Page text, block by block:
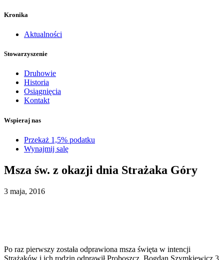
Kronika
Aktualności
Stowarzyszenie
Druhowie
Historia
Osiągnięcia
Kontakt
Wspieraj nas
Przekaż 1,5% podatku
Wynajmij salę
Msza św. z okazji dnia Strażaka Góry
3 maja, 2016
Po raz pierwszy została odprawiona msza święta w intencji
Strażaków i ich rodzin,odprawił Proboszcz Bogdan Szymkiewicz 3